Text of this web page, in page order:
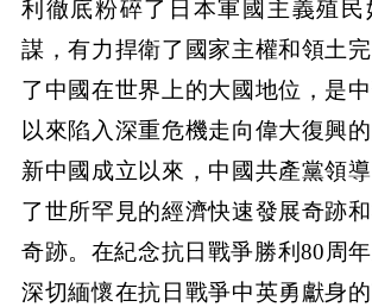
利徹底粉碎了日本軍國主義殖民
謀，有力捍衛了國家主權和領土
了中國在世界上的大國地位，是
以來陷入深重危機走向偉大復興的
新中國成立以來，中國共產黨領
了世所罕見的經濟快速發展奇跡
奇跡。在紀念抗日戰爭勝利80周
深切緬懷在抗日戰爭中英勇獻身